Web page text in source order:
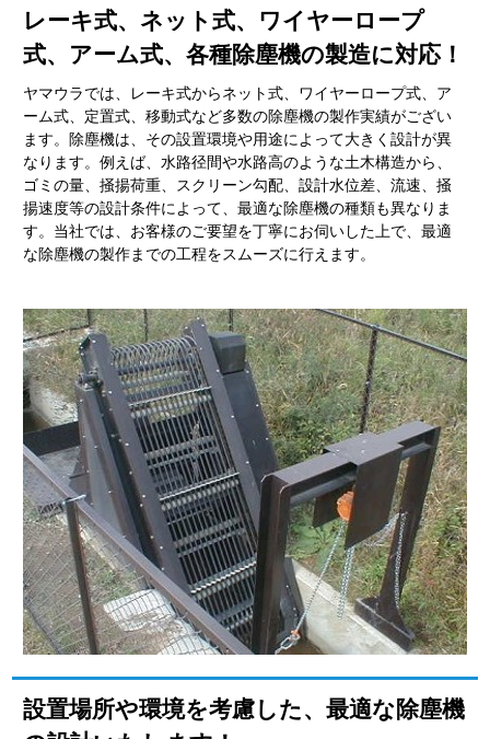
レーキ式、ネット式、ワイヤーロープ
式、アーム式、各種除塵機の製造に対応！
ヤマウラでは、レーキ式からネット式、ワイヤーロープ式、ア
ーム式、定置式、移動式など多数の除塵機の製作実績がござい
ます。除塵機は、その設置環境や用途によって大きく設計が異
なります。例えば、水路径間や水路高のような土木構造から、
ゴミの量、掻揚荷重、スクリーン勾配、設計水位差、流速、掻
揚速度等の設計条件によって、最適な除塵機の種類も異なりま
す。当社では、お客様のご要望を丁寧にお伺いした上で、最適
な除塵機の製作までの工程をスムーズに行えます。
設置場所や環境を考慮した、最適な除塵機